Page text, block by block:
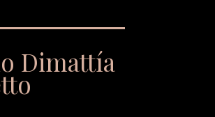
Dimattía